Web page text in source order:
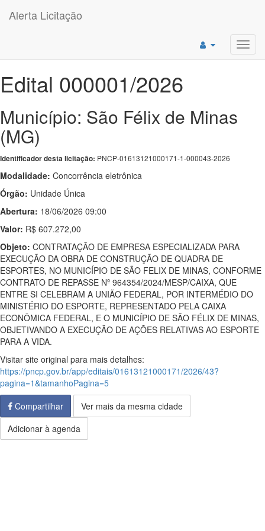
Alerta Licitação
Edital 000001/2026
Município: São Félix de Minas
(MG)
Identificador desta licitação: PNCP-01613121000171-1-000043-2026
Modalidade: Concorrência eletrônica
Órgão: Unidade Única
Abertura: 18/06/2026 09:00
Valor: R$ 607.272,00
Objeto: CONTRATAÇÃO DE EMPRESA ESPECIALIZADA PARA
EXECUÇÃO DA OBRA DE CONSTRUÇÃO DE QUADRA DE
ESPORTES, NO MUNICÍPIO DE SÃO FELIX DE MINAS, CONFORME
CONTRATO DE REPASSE Nº 964354/2024/MESP/CAIXA, QUE
ENTRE SI CELEBRAM A UNIÃO FEDERAL, POR INTERMÉDIO DO
MINISTÉRIO DO ESPORTE, REPRESENTADO PELA CAIXA
ECONÔMICA FEDERAL, E O MUNICÍPIO DE SÃO FÉLIX DE MINAS,
OBJETIVANDO A EXECUÇÃO DE AÇÕES RELATIVAS AO ESPORTE
PARA A VIDA.
Visitar site original para mais detalhes:
https://pncp.gov.br/app/editais/01613121000171/2026/43?
pagina=1&tamanhoPagina=5
Compartilhar
Ver mais da mesma cidade
Adicionar à agenda